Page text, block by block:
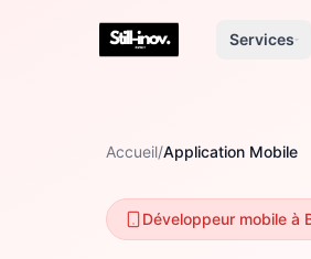
Services
Accueil/Application Mobile
Développeur mobile à